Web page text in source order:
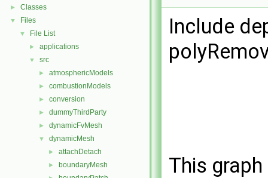
► Classes
▼ Files
▼ File List
► applications
▼ src
► atmosphericModels
► combustionModels
► conversion
► dummyThirdParty
► dynamicFvMesh
▼ dynamicMesh
► attachDetach
► boundaryMesh
Include
This